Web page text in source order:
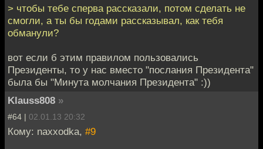
> чтобы тебе сперва рассказали, потом сделать не
смогли, а ты бы годами рассказывал, как тебя
обманули?
вот если б этим правилом пользовались
Президенты, то у нас вместо "послания Президента"
была бы "Минута молчания Президента" :))
Klauss808 »
#64 | 02.01.13 20:32
Кому: naxxodka, #9